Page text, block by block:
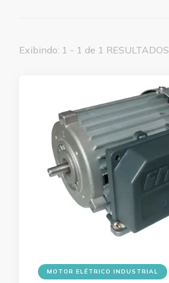
Exibindo: 1 - 1 de 1 RESULTADOS
MOTOR ELÉTRICO INDUSTRIAL